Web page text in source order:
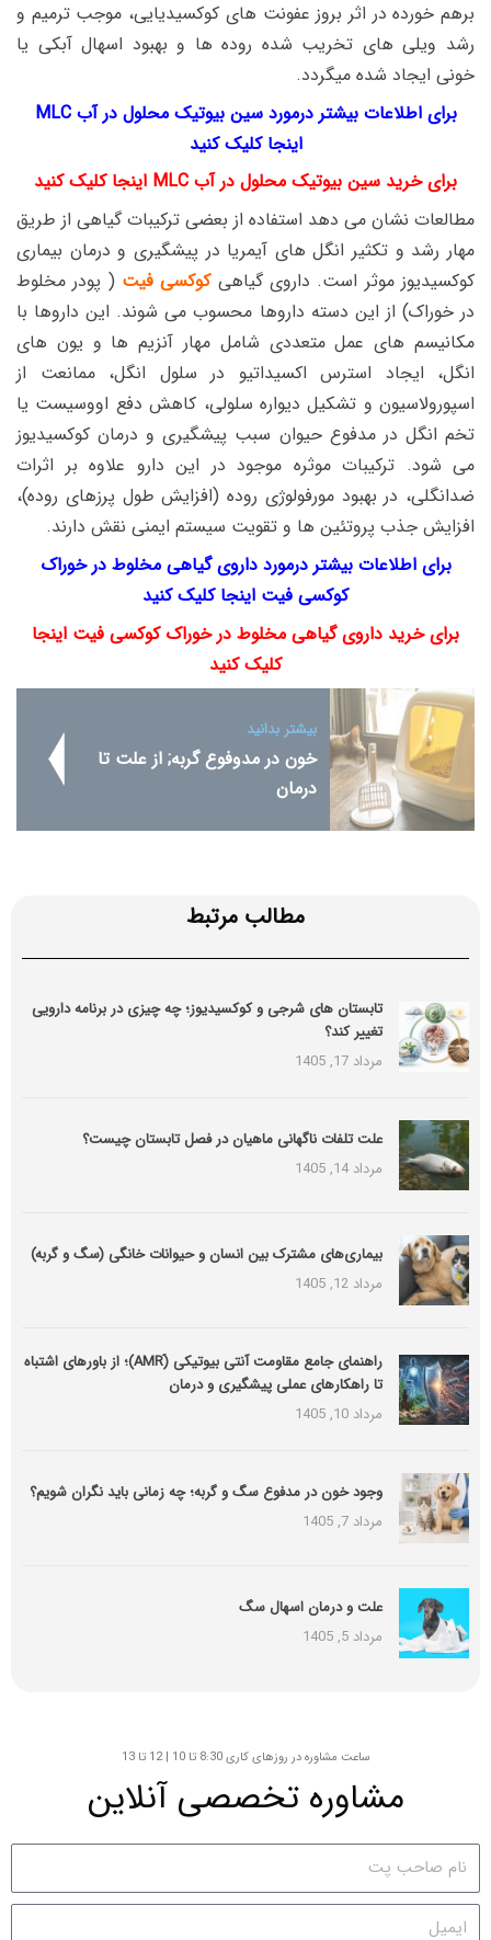
برهم خورده در اثر بروز عفونت های کوکسیدیایی، موجب ترمیم و
رشد ویلی های تخریب شده روده ها و بهبود اسهال آبکی یا
خونی ایجاد شده میگردد.
برای اطلاعات بیشتر درمورد سین بیوتیک محلول در آب MLC
اینجا کلیک کنید
برای خرید سین بیوتیک محلول در آب MLC اینجا کلیک کنید
مطالعات نشان می دهد استفاده از بعضی ترکیبات گیاهی از طریق
مهار رشد و تکثیر انگل های آیمریا در پیشگیری و درمان بیماری
کوکسیدیوز موثر است. داروی گیاهیکوکسی فیت ( پودر مخلوط
در خوراک) از این دسته داروها محسوب می شوند. این داروها با
مکانیسم های عمل متعددی شامل مهار آنزیم ها و یون های
انگل، ایجاد استرس اکسیداتیو در سلول انگل، ممانعت از
اسپورولاسیون و تشکیل دیواره سلولی، کاهش دفع اووسیست یا
تخم انگل در مدفوع حیوان سبب پیشگیری و درمان کوکسیدیوز
می شود. ترکیبات موثره موجود در این دارو علاوه بر اثرات
ضدانگلی، در بهبود مورفولوژی روده (افزایش طول پرزهای روده)،
افزایش جذب پروتئین ها و تقویت سیستم ایمنی نقش دارند.
برای اطلاعات بیشتر درمورد داروی گیاهی مخلوط در خوراک
کوکسی فیت اینجا کلیک کنید
برای خرید داروی گیاهی مخلوط در خوراک کوکسی فیت اینجا
کلیک کنید
بیشتر بدانید
خون در مدوفوع گربه; از علت تا
درمان
مطالب مرتبط
تابستان های شرجی و کوکسیدیوز؛ چه چیزی در برنامه دارویی
تغییر کند؟
مرداد 17, 1405
علت تلفات ناگهانی ماهیان در فصل تابستان چیست؟
مرداد 14, 1405
بیماری‌های مشترک بین انسان و حیوانات خانگی (سگ و گربه)
مرداد 12, 1405
راهنمای جامع مقاومت آنتی بیوتیکی (َAMR)؛ از باورهای اشتباه
تا راهکارهای عملی پیشگیری و درمان
مرداد 10, 1405
وجود خون در مدفوع سگ و گربه؛ چه زمانی باید نگران شویم؟
مرداد 7, 1405
علت و درمان اسهال سگ
مرداد 5, 1405
ساعت مشاوره در روزهای کاری 8:30 تا 10 | 12 تا 13
مشاوره تخصصی آنلاین